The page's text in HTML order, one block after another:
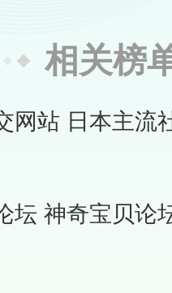
相关榜
网站 日本主流
坛 神奇宝贝论